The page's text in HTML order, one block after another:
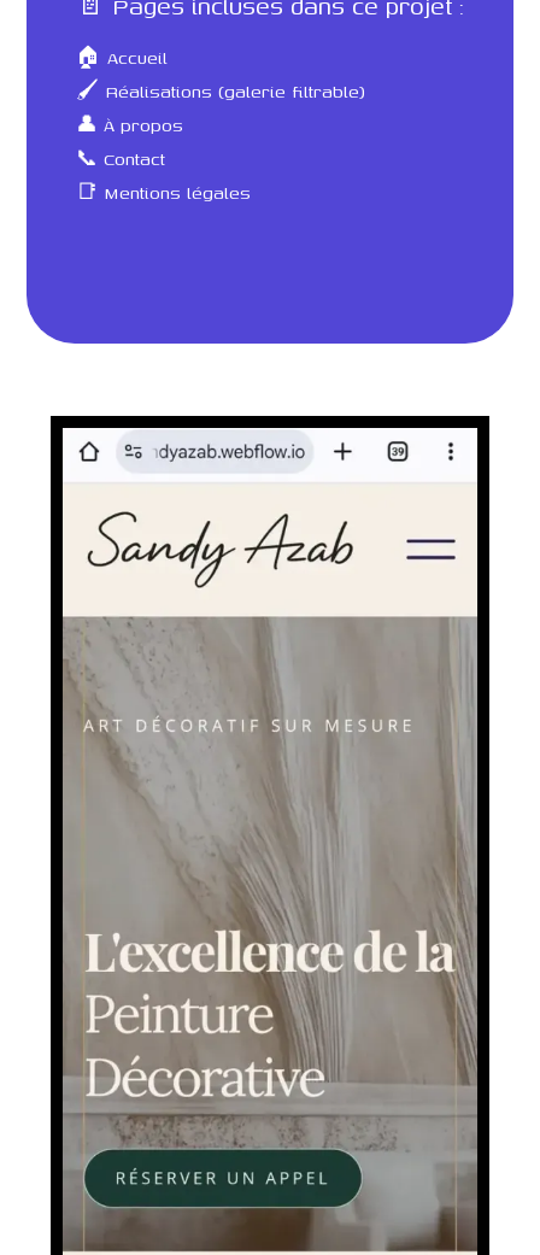
🏠 Accueil
🖌️ Réalisations (galerie filtrable)
👤 À propos
📞 Contact
📑 Mentions légales